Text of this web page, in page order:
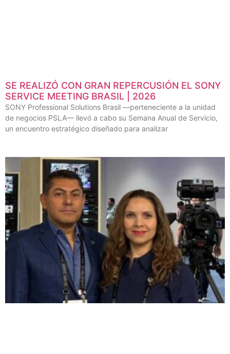
SE REALIZÓ CON GRAN REPERCUSIÓN EL SONY
SERVICE MEETING BRASIL | 2026
SONY Professional Solutions Brasil —perteneciente a la unidad
de negocios PSLA— llevó a cabo su Semana Anual de Servicio,
un encuentro estratégico diseñado para analizar